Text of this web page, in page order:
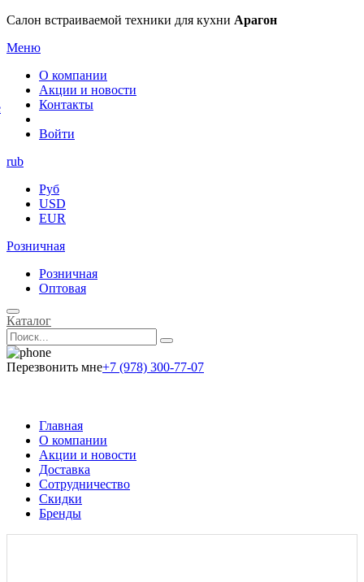
Салон встраиваемой техники для кухни Арагон
Меню
О компании
Акции и новости
Контакты
Войти
rub
Руб
USD
EUR
Розничная
Розничная
Оптовая
Каталог
Перезвонить мне+7 (978) 300-77-07
Главная
О компании
Акции и новости
Доставка
Сотрудничество
Скидки
Бренды